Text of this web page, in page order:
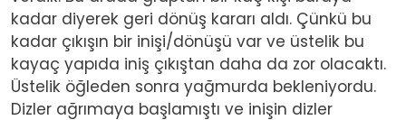
kadar diyerek geri dönüş kararı aldı. Çünkü bu
kadar çıkışın bir inişi/dönüşü var ve üstelik bu
kayaç yapıda iniş çıkıştan daha da zor olacaktı.
Üstelik öğleden sonra yağmurda bekleniyordu.
Dizler ağrımaya başlamıştı ve inişin dizler